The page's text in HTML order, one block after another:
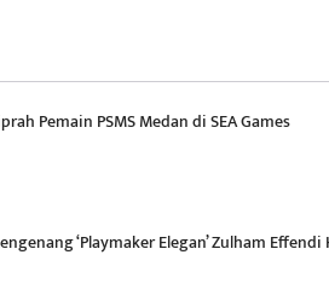
Pemain PSMS Medan di SEA Games
‘Playmaker Elegan’ Zulham